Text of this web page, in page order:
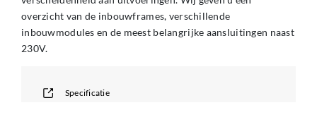
overzicht van de inbouwframes, verschillende
inbouwmodules en de meest belangrijke aansluitingen naast
230V.
Specificatie